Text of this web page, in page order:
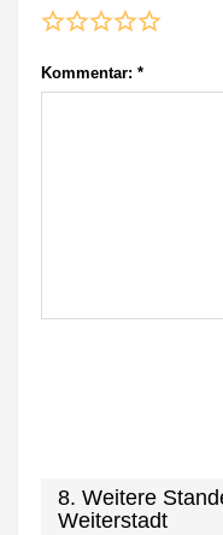
Kommentar: *
8. Weitere
Weiterstadt